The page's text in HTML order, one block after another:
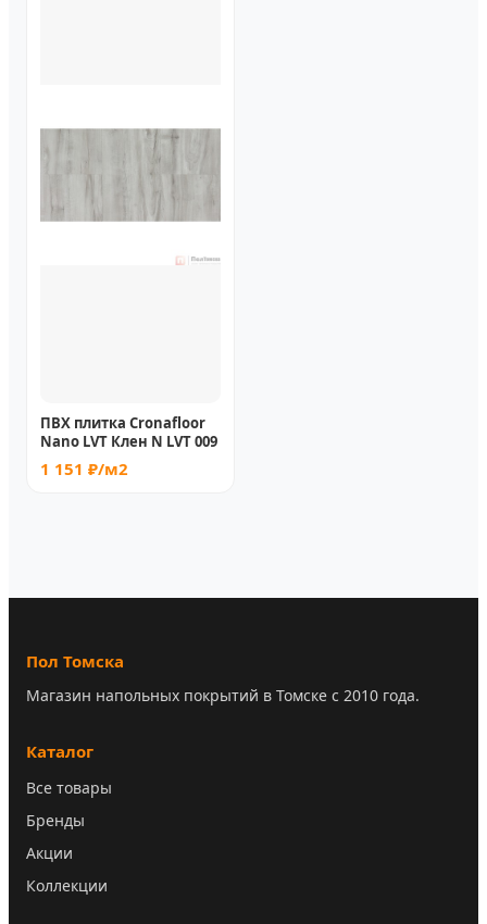
ПВХ плитка Cronafloor
Nano LVT Клен N LVT 009
1 151 ₽/м2
Пол Томска
Магазин напольных покрытий в Томске с 2010 года.
Каталог
Все товары
Бренды
Акции
Коллекции